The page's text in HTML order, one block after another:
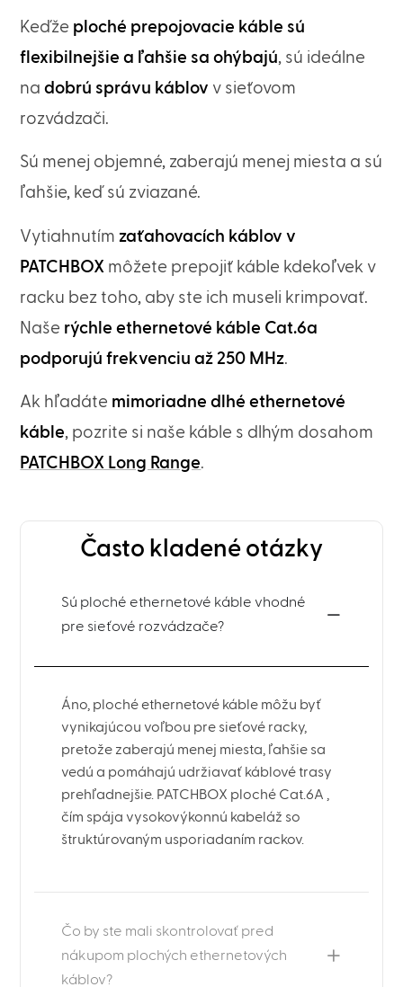
Keďže ploché prepojovacie káble sú
flexibilnejšie a ľahšie sa ohýbajú, sú ideálne
nadobrú správu káblov v sieťovom
rozvádzači.
Sú menej objemné, zaberajú menej miesta a sú
ľahšie, keď sú zviazané.
Vytiahnutím zaťahovacích káblov v
PATCHBOX môžete prepojiť káble kdekoľvek v
racku bez toho, aby ste ich museli krimpovať.
Naše rýchle ethernetové káble Cat.6a
podporujú frekvenciu až 250 MHz.
Ak hľadáte mimoriadne dlhé ethernetové
káble, pozrite si naše káble s dlhým dosahom
PATCHBOX Long Range.
Často kladené otázky
Sú ploché ethernetové káble vhodné
pre sieťové rozvádzače?
Áno, ploché ethernetové káble môžu byť
vynikajúcou voľbou pre sieťové racky,
pretože zaberajú menej miesta, ľahšie sa
vedú a pomáhajú udržiavať káblové trasy
prehľadnejšie. PATCHBOX ploché Cat.6A ,
čím spája vysokovýkonnú kabeláž so
štruktúrovaným usporiadaním rackov.
Čo by ste mali skontrolovať pred
nákupom plochých ethernetových
káblov?